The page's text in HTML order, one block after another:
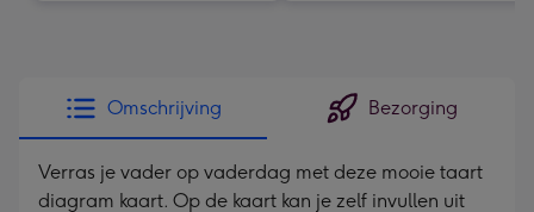
Omschrijving Bezorging
Verras je vader op vaderdag met deze mooie taart
diagram kaart. Op de kaart kan je zelf invullen uit